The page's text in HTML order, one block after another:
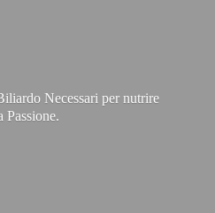
Necessari per nutrire
Passione.